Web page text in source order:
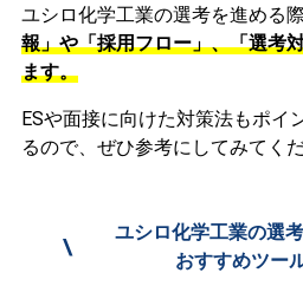
ユシロ化学工業の選考を進める
報」や「採用フロー」、「選考
ます。
ESや面接に向けた対策法もポイ
るので、ぜひ参考にしてみてく
\
ユシロ化学工業の選
おすすめツー